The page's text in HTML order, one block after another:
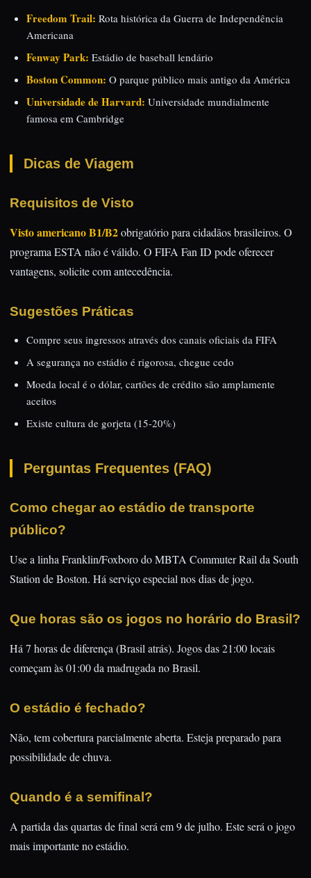
Freedom Trail: Rota histórica da Guerra de Independência
Americana
Fenway Park: Estádio de baseball lendário
Boston Common: O parque público mais antigo da América
Universidade de Harvard: Universidade mundialmente
famosa em Cambridge
Dicas de Viagem
Requisitos de Visto
Visto americano B1/B2obrigatório para cidadãos brasileiros. O
programa ESTA não é válido. O FIFA Fan ID pode oferecer
vantagens, solicite com antecedência.
Sugestões Práticas
Compre seus ingressos através dos canais oficiais da FIFA
A segurança no estádio é rigorosa, chegue cedo
Moeda local é o dólar, cartões de crédito são amplamente
aceitos
Existe cultura de gorjeta (15-20%)
Perguntas Frequentes (FAQ)
Como chegar ao estádio de transporte
público?
Use a linha Franklin/Foxboro do MBTA Commuter Rail da South
Station de Boston. Há serviço especial nos dias de jogo.
Que horas são os jogos no horário do Brasil?
Há 7 horas de diferença (Brasil atrás). Jogos das 21:00 locais
começam às 01:00 da madrugada no Brasil.
O estádio é fechado?
Não, tem cobertura parcialmente aberta. Esteja preparado para
possibilidade de chuva.
Quando é a semifinal?
A partida das quartas de final será em 9 de julho. Este será o jogo
mais importante no estádio.